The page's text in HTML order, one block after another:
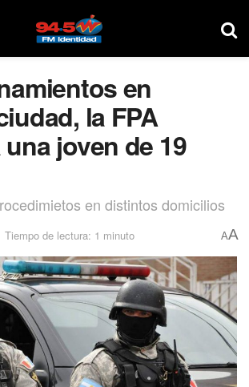
en
la FPA
joven de 19
en distintos domicilios
Tiempo de lectura: 1 minuto AA